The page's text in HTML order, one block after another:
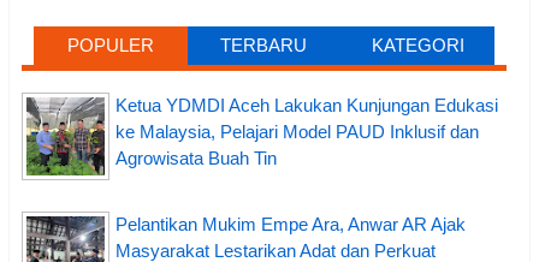
POPULER TERBARU KATEGORI
Ketua YDMDI Aceh Lakukan Kunjungan Edukasi
ke Malaysia, Pelajari Model PAUD Inklusif dan
Agrowisata Buah Tin
Pelantikan Mukim Empe Ara, Anwar AR Ajak
Masyarakat Lestarikan Adat dan Perkuat